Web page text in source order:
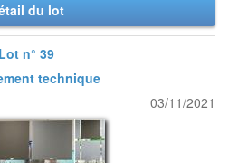
du lot
Lot n° 39
technique
03/11/2021